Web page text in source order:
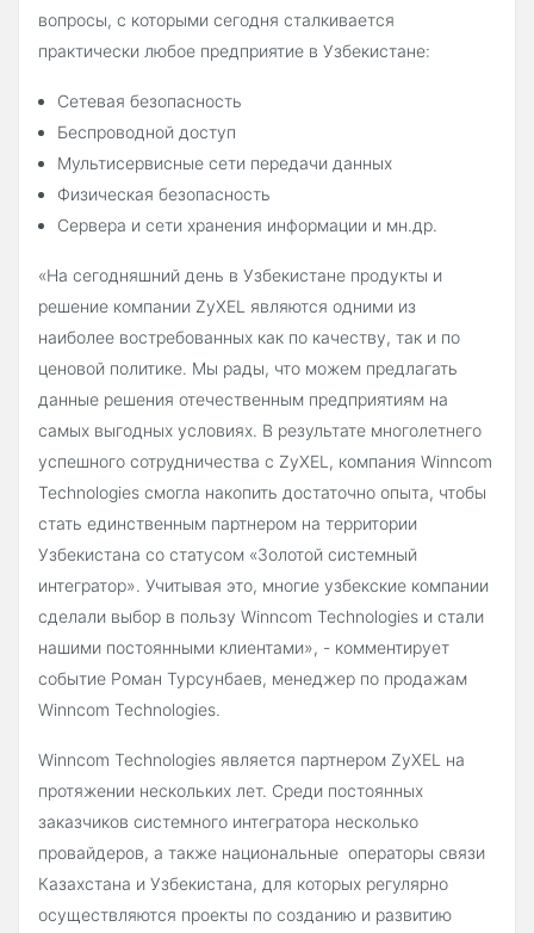
вопросы, с которыми сегодня сталкивается
практически любое предприятие в Узбекистане:
Сетевая безопасность
Беспроводной доступ
Мультисервисные сети передачи данных
Физическая безопасность
Сервера и сети хранения информации и мн.др.
«На сегодняшний день в Узбекистане продукты и
решение компании ZyXEL являются одними из
наиболее востребованных как по качеству, так и по
ценовой политике. Мы рады, что можем предлагать
данные решения отечественным предприятиям на
самых выгодных условиях. В результате многолетнего
успешного сотрудничества с ZyXEL, компания Winncom
Technologies смогла накопить достаточно опыта, чтобы
стать единственным партнером на территории
Узбекистана со статусом «Золотой системный
интегратор». Учитывая это, многие узбекские компании
сделали выбор в пользу Winncom Technologies и стали
нашими постоянными клиентами», - комментирует
событие Роман Турсунбаев, менеджер по продажам
Winncom Technologies.
Winncom Technologies является партнером ZyXEL на
протяжении нескольких лет. Среди постоянных
заказчиков системного интегратора несколько
провайдеров, а также национальные операторы связи
Казахстана и Узбекистана, для которых регулярно
осуществляются проекты по созданию и развитию